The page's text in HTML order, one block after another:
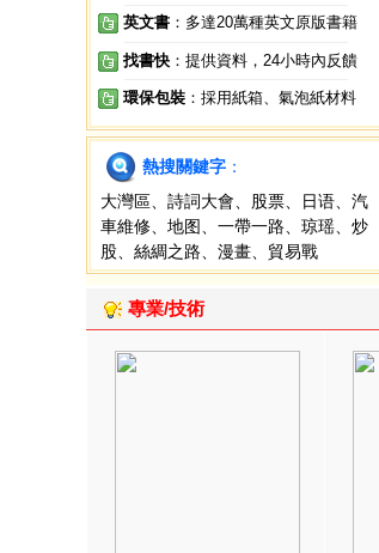
英文書 ：多達20萬種英文原版書籍
找書快 ：提供資料，24小時內反饋
環保包裝 ：採用紙箱、氣泡紙材料
熱搜關鍵字 ：
大灣區
詩詞大會 股票 日语
汽
車維修
地图 一帶一路 琼瑶
炒
股
絲綢之路 漫畫 貿易戰
專業/技術